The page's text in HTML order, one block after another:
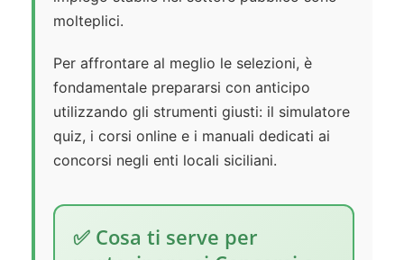
molteplici.
Per affrontare al meglio le selezioni, è
fondamentale prepararsi con anticipo
utilizzando gli strumenti giusti: il simulatore
quiz, i corsi online e i manuali dedicati ai
concorsi negli enti locali siciliani.
✅ Cosa ti serve per